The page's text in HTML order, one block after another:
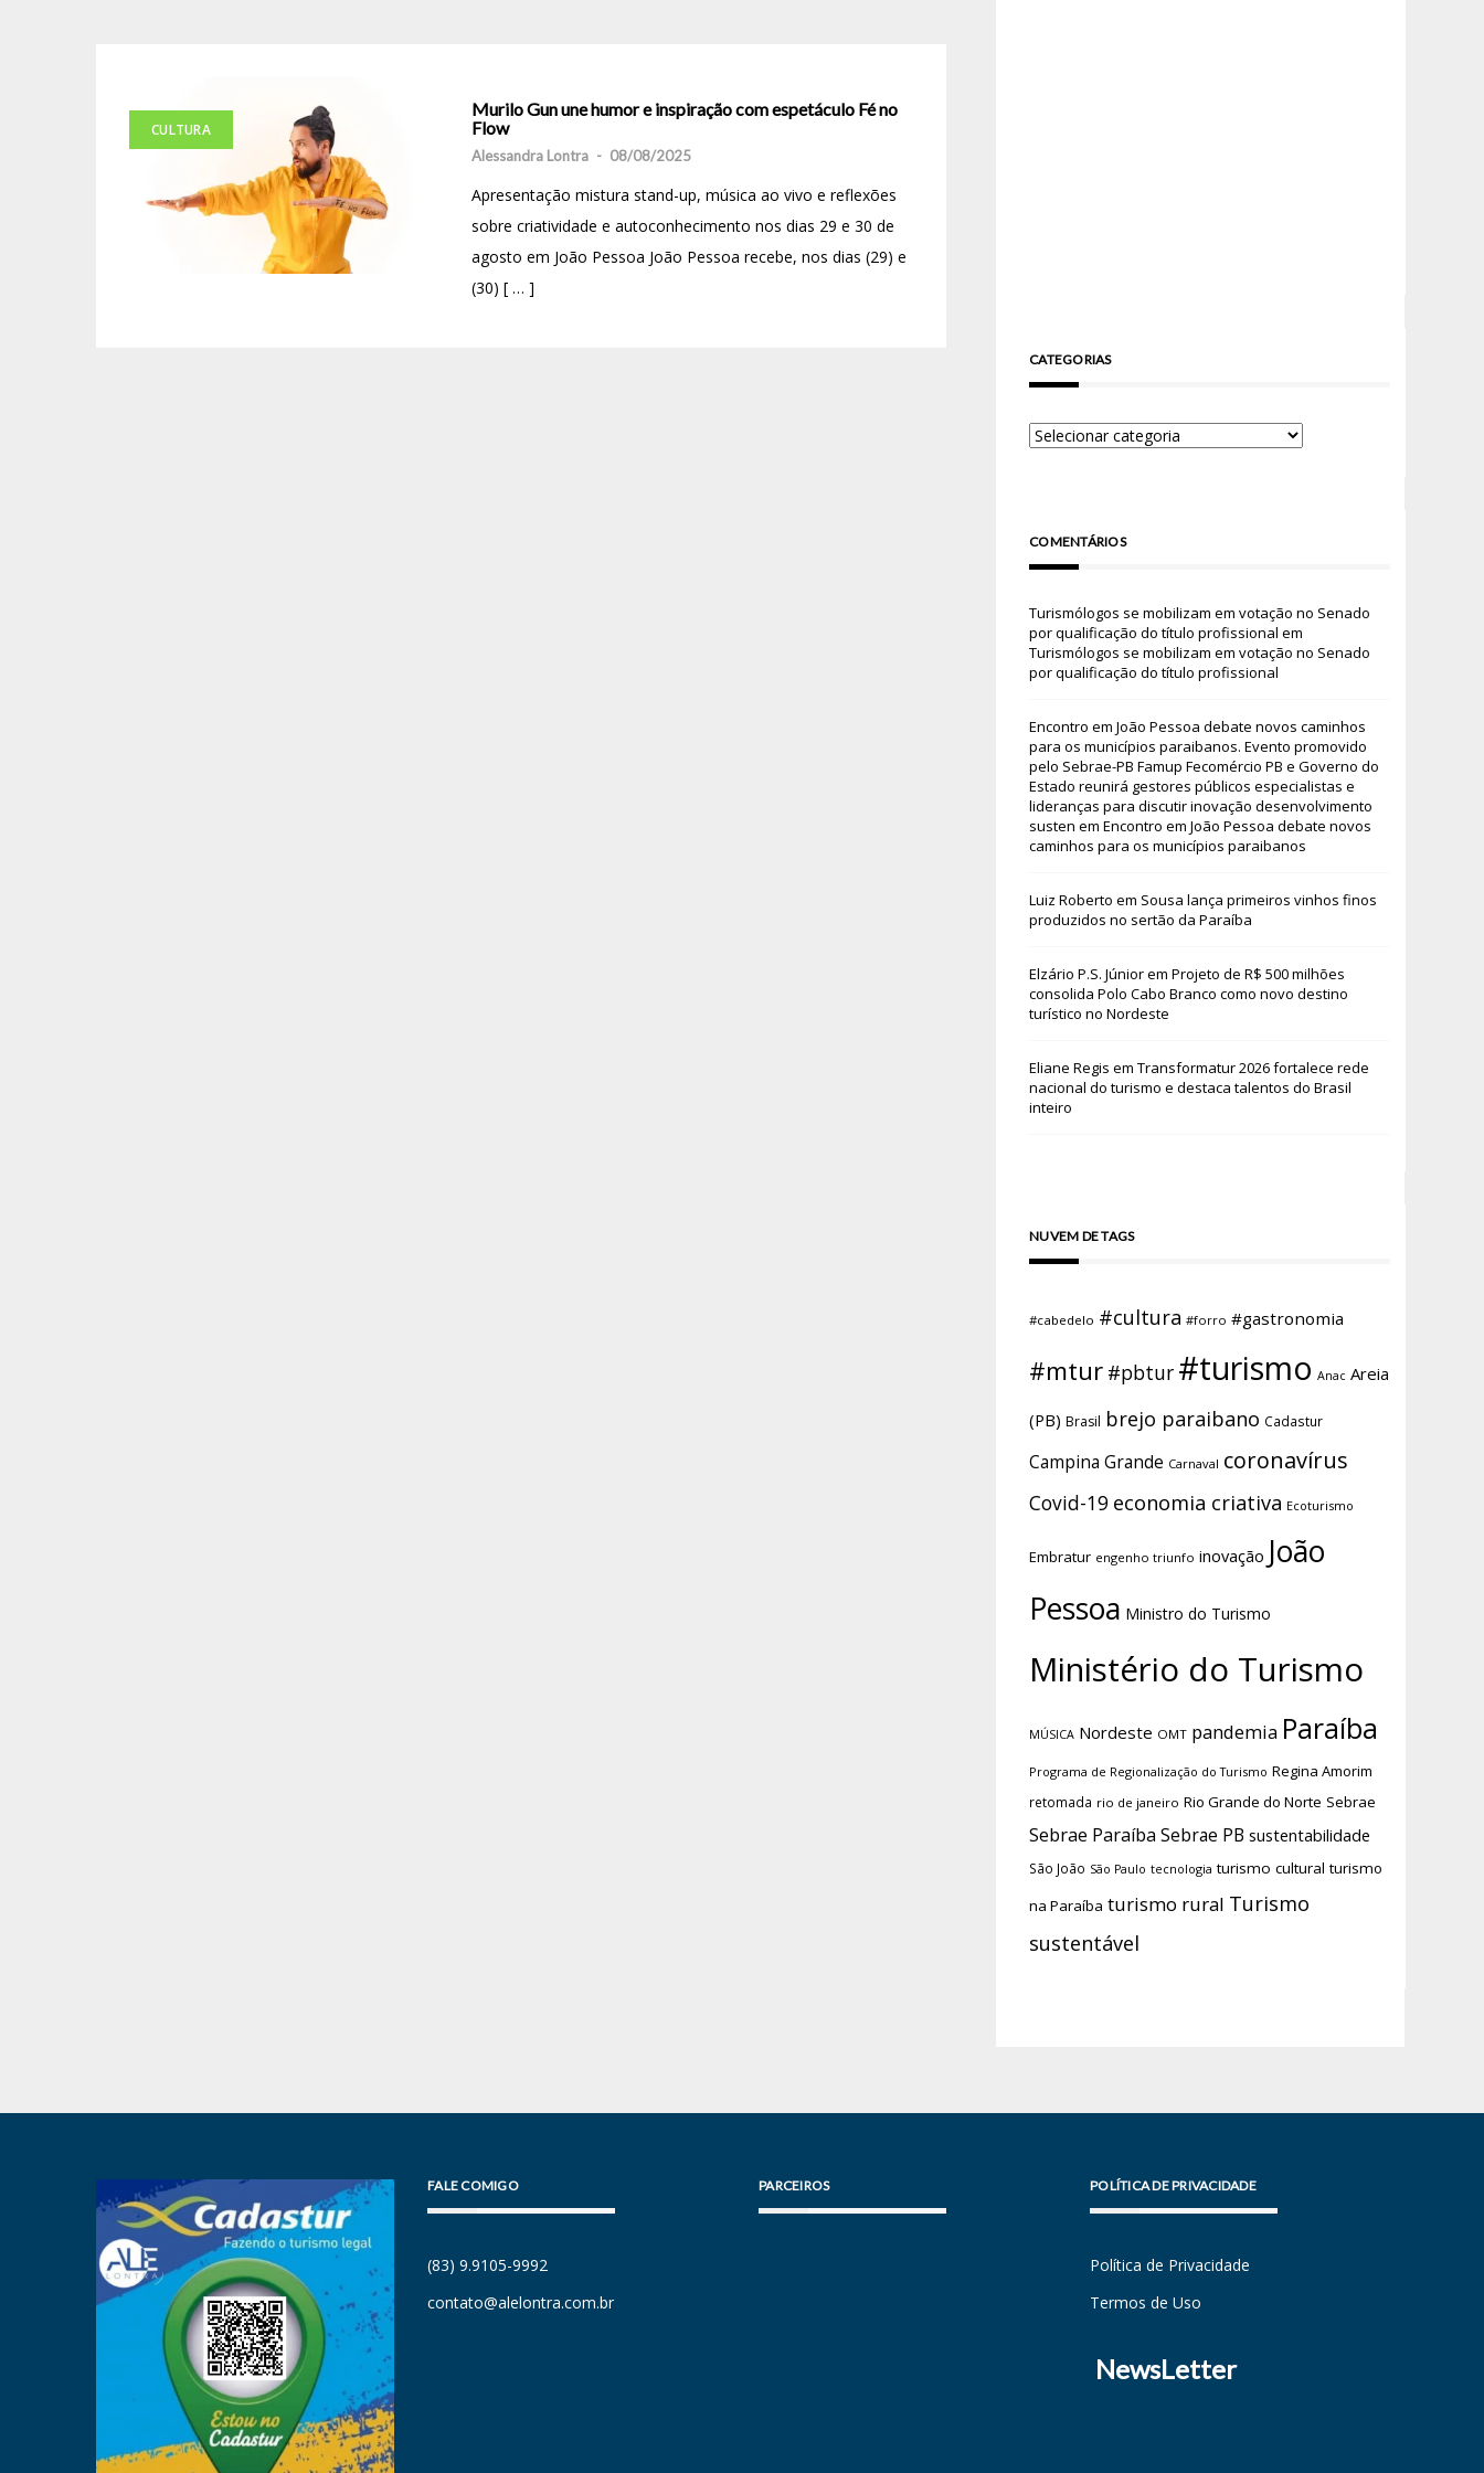
CULTURA
Murilo Gun une humor e inspiração com espetáculo Fé no
Flow
Alessandra Lontra - 08/08/2025
Apresentação mistura stand-up, música ao vivo e reflexões
sobre criatividade e autoconhecimento nos dias 29 e 30 de
agosto em João Pessoa João Pessoa recebe, nos dias (29) e
(30) [ … ]
CATEGORIAS
COMENTÁRIOS
Turismólogos se mobilizam em votação no Senado
por qualificação do título profissional em
Turismólogos se mobilizam em votação no Senado
por qualificação do título profissional
Encontro em João Pessoa debate novos caminhos
para os municípios paraibanos. Evento promovido
pelo Sebrae-PB Famup Fecomércio PB e Governo do
Estado reunirá gestores públicos especialistas e
lideranças para discutir inovação desenvolvimento
susten em Encontro em João Pessoa debate novos
caminhos para os municípios paraibanos
Luiz Roberto em Sousa lança primeiros vinhos finos
produzidos no sertão da Paraíba
Elzário P.S. Júniorem Projeto de R$ 500 milhões
consolida Polo Cabo Branco como novo destino
turístico no Nordeste
Eliane Regis em Transformatur 2026 fortalece rede
nacional do turismo e destaca talentos do Brasil
inteiro
NUVEM DE TAGS
#cabedelo #cultura #forro #gastronomia
#mtur #pbtur #turismo Anac Areia
(PB) Brasil brejo paraibano Cadastur
Campina Grande Carnaval coronavírus
Covid-19 economia criativa Ecoturismo
Embratur engenho triunfo inovação João
Pessoa Ministro do Turismo
Ministério do Turismo
MÚSICA Nordeste OMT pandemia Paraíba
Programa de Regionalização do Turismo Regina Amorim
retomada rio de janeiro Rio Grande do Norte Sebrae
Sebrae Paraíba Sebrae PB sustentabilidade
São João São Paulo tecnologia turismo cultural turismo
na Paraíba turismo rural Turismo
sustentável
FALE COMIGO
(83) 9.9105-9992
contato@alelontra.com.br
PARCEIROS POLÍTICA DE PRIVACIDADE
Política de Privacidade
Termos de Uso
NewsLetter